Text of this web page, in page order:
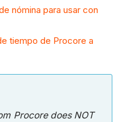
nómina para usar con
tiempo de Procore a
Procore does NOT